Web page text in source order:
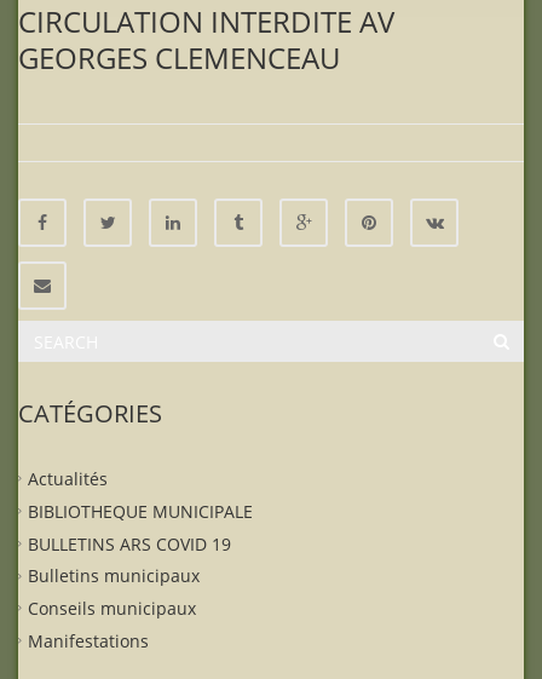
CIRCULATION INTERDITE AV
GEORGES CLEMENCEAU
CATÉGORIES
Actualités
BIBLIOTHEQUE MUNICIPALE
BULLETINS ARS COVID 19
Bulletins municipaux
Conseils municipaux
Manifestations